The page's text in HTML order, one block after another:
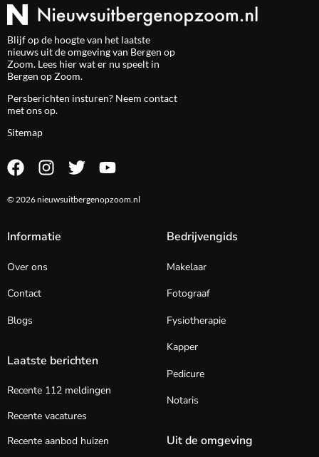
Blijf op de hoogte van het laatste
nieuws uit de omgeving van Bergen op
Zoom. Lees hier wat er nu speelt in
Bergen op Zoom.
Persberichten insturen? Neem contact
met ons op.
Sitemap
© 2026 nieuwsuitbergenopzoom.nl
Informatie
Over ons
Contact
Blogs
Laatste berichten
Recente 112 meldingen
Recente vacatures
Recente aanbod huizen
Bedrijvengids
Makelaar
Fotograaf
Fysiotherapie
Kapper
Pedicure
Notaris
Uit de omgeving